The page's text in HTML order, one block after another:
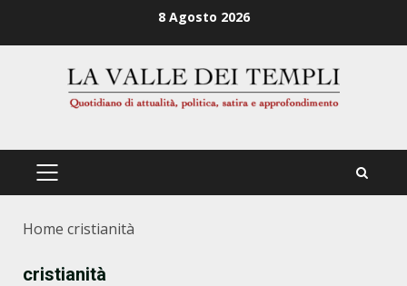
8 Agosto 2026
PRIMÄRES
Home cristianità
cristianità